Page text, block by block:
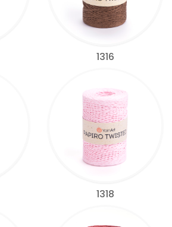
1316
1318